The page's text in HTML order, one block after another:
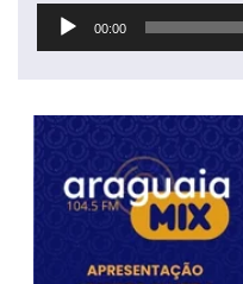
Tocador
00:00